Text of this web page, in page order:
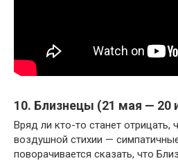
10. Близнецы (21 мая — 20
Вряд ли кто-то станет отрицать,
воздушной стихии —
поворачивается сказать, что